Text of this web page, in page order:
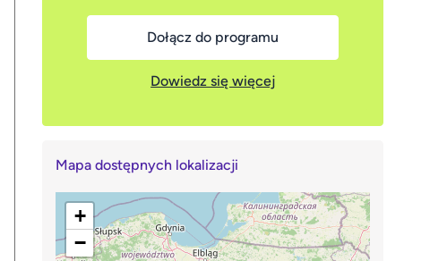
Dołącz do programu
Dowiedz się więcej
Mapa dostępnych lokalizacji
+
−